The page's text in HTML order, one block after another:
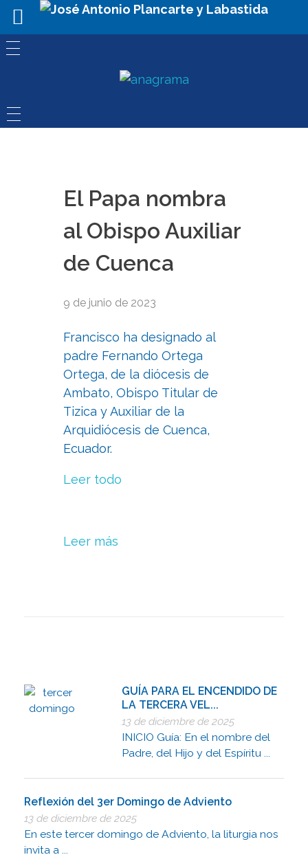
El Papa nombra
al Obispo Auxiliar
de Cuenca
9 de junio de 2023
Francisco ha designado al
padre Fernando Ortega
Ortega, de la diócesis de
Ambato, Obispo Titular de
Tizica y Auxiliar de la
Arquidiócesis de Cuenca,
Ecuador.
Leer todo
Leer más
GUÍA PARA EL ENCENDIDO DE
LA TERCERA VEL...
13 de diciembre de 2025
INICIO Guía: En el nombre del
Padre, del Hijo y del Espíritu ...
Reflexión del 3er Domingo de Adviento
13 de diciembre de 2025
En este tercer domingo de Adviento, la liturgia nos
invita a ...